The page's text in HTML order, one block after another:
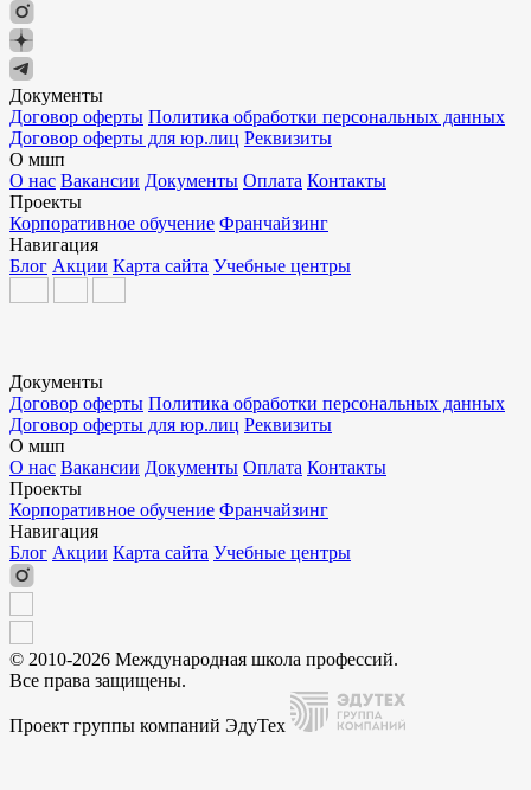
Документы
Договор оферты Политика обработки персональных данных
Договор оферты для юр.лиц Реквизиты
О мшп
О нас Вакансии Документы Оплата Контакты
Проекты
Корпоративное обучение Франчайзинг
Навигация
Блог Акции Карта сайта Учебные центры
Документы
Договор оферты Политика обработки персональных данных
Договор оферты для юр.лиц Реквизиты
О мшп
О нас Вакансии Документы Оплата Контакты
Проекты
Корпоративное обучение Франчайзинг
Навигация
Блог Акции Карта сайта Учебные центры
© 2010-2026 Международная школа профессий.
Все права защищены.
Проект группы компаний ЭдуТех